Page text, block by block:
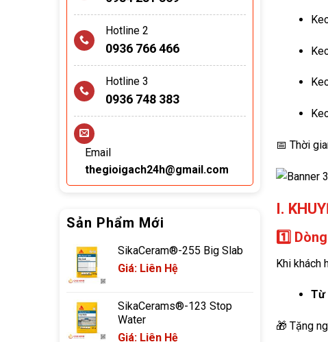
Hotline 2
0936 766 466
Hotline 3
0936 748 383
Email
thegioigach24h@gmail.com
Sản Phẩm Mới
SikaCeram®-255 Big Slab
Giá: Liên Hệ
SikaCerams®-123 Stop
Water
Giá: Liên Hệ
📅 Thời
I.
1️⃣
Khi khách
Từ
🎁 Tặng